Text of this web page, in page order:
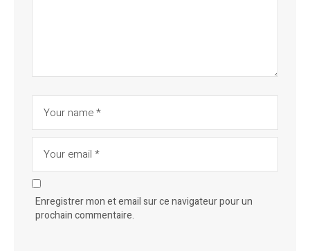
Enregistrer mon et email sur ce navigateur pour un
prochain commentaire.